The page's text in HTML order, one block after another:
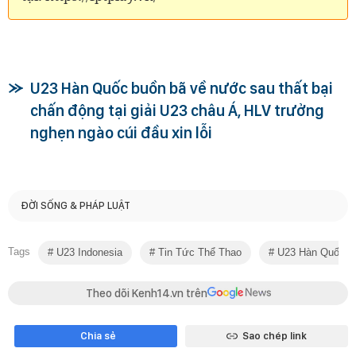
U23 Hàn Quốc buồn bã về nước sau thất bại
chấn động tại giải U23 châu Á, HLV trưởng
nghẹn ngào cúi đầu xin lỗi
ĐỜI SỐNG & PHÁP LUẬT
Tags U23 Indonesia Tin Tức Thể Thao U23 Hàn Quốc
Theo dõi Kenh14.vn trên
Chia sẻ Sao chép link